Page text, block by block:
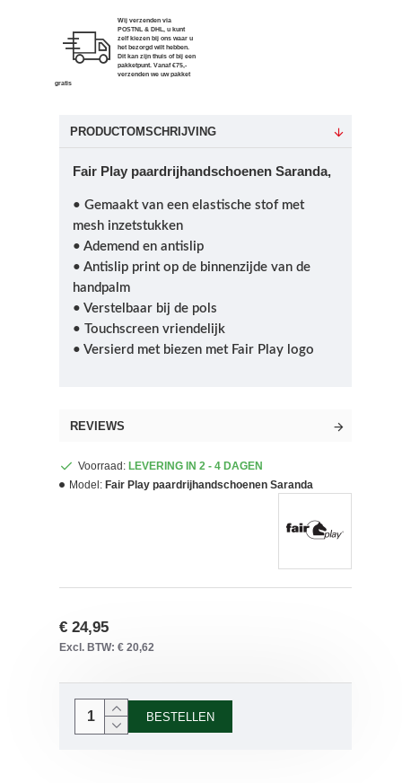
Wij verzenden via
POSTNL & DHL, u kunt
zelf kiezen bij ons waar u
het bezorgd wilt hebben.
Dit kan zijn thuis of bij een
pakketpunt. Vanaf €75,-
verzenden we uw pakket
gratis
PRODUCTOMSCHRIJVING
Fair Play paardrijhandschoenen Saranda,
• Gemaakt van een elastische stof met
mesh inzetstukken
• Ademend en antislip
• Antislip print op de binnenzijde van de
handpalm
• Verstelbaar bij de pols
• Touchscreen vriendelijk
• Versierd met biezen met Fair Play logo
REVIEWS
Voorraad: LEVERING IN 2 - 4 DAGEN
Model: Fair Play paardrijhandschoenen Saranda
€ 24,95
Excl. BTW: € 20,62
BESTELLEN